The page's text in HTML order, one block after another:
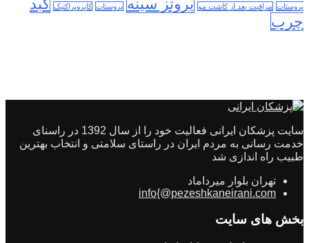
پروستات مراقبت بعد از کاشت مو پروتز سینه پروستات کایروپراکتیک کبد
چرب
سایت پزشکان ایرانی فعالیت خود را از سال 1392 در راسنای
خدمت رسانی به مردم ایران در راستای سلامتی و انتخاب بهترین
طبیب راه اندازی شد
تهران بلوار میرداماد
info{@pezeshkaneirani.com
بخش های سایت